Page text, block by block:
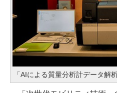
「AIによる質量分析計データ解